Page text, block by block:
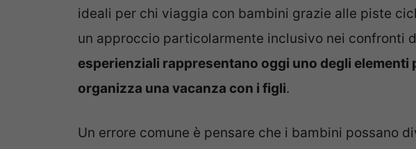
ideali per chi viaggia con bambini grazie alle piste
un approccio particolarmente inclusivo nei confronti
esperienziali rappresentano oggi uno degli elementi
organizza una vacanza con i figli.
Un errore comune è pensare che i bambini possano